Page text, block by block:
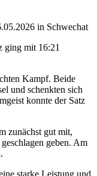
in Schwechat
ging mit 16:21
Kampf. Beide
und schenkten sich
konnte der Satz
zunächst gut mit,
geben. Am
starke Leistung und